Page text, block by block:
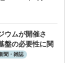
ウムが開催さ
盤の必要性に関
聞・雑誌